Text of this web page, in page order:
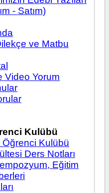
- Satım)
ve Matbu
Video Yorum
Kulübü
Kulübü
Ders Notları
Eğitim